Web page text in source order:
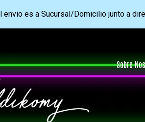
es a Sucursal/Domicilio junto a
Sobre